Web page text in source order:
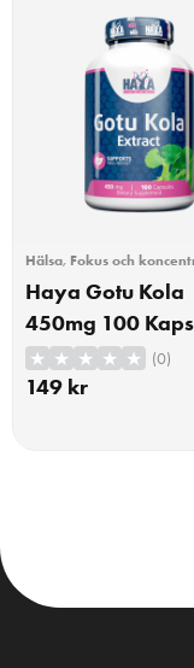
Hälsa, Fokus och
Hår, hud & naglar
Haya Gotu Kola
450mg 100
(0)
149 kr